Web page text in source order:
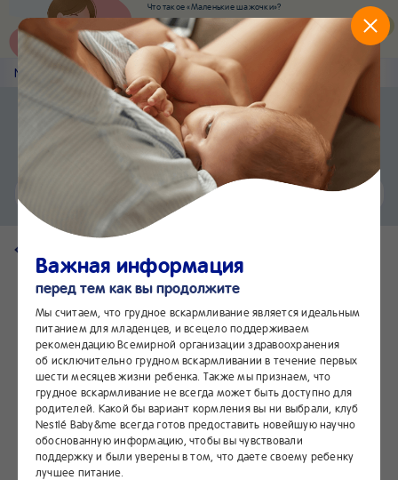
Что такое «Маленькие шажочки»?
Наш новый суперсервис для отслеживания
развития вашего малыша
Попробовать сейчас
Nestlé Baby &me Наши продукты
Приложение Nestlé Baby&me
Еще быстрее и удобнее
Установить
Чат24/7
Важная информация
перед тем как вы продолжите
Мы считаем, что грудное вскармливание является идеальным
питанием для младенцев, и всецело поддерживаем
рекомендацию Всемирной организации здравоохранения
об исключительно грудном вскармливании в течение первых
шести месяцев жизни ребенка. Также мы признаем, что
грудное вскармливание не всегда может быть доступно для
родителей. Какой бы вариант кормления вы ни выбрали, клуб
Nestlé Baby&me всегда готов предоставить новейшую научно
обоснованную информацию, чтобы вы чувствовали
поддержку и были уверены в том, что даете своему ребенку
лучшее питание.